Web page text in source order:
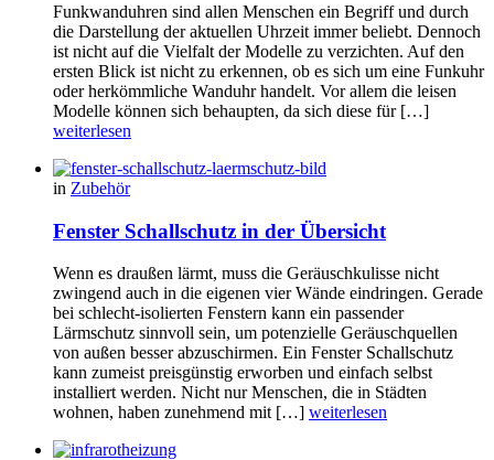
Funkwanduhren sind allen Menschen ein Begriff und durch
die Darstellung der aktuellen Uhrzeit immer beliebt. Dennoch
ist nicht auf die Vielfalt der Modelle zu verzichten. Auf den
ersten Blick ist nicht zu erkennen, ob es sich um eine Funkuhr
oder herkömmliche Wanduhr handelt. Vor allem die leisen
Modelle können sich behaupten, da sich diese für […]
weiterlesen
in Zubehör
Fenster Schallschutz in der Übersicht
Wenn es draußen lärmt, muss die Geräuschkulisse nicht
zwingend auch in die eigenen vier Wände eindringen. Gerade
bei schlecht-isolierten Fenstern kann ein passender
Lärmschutz sinnvoll sein, um potenzielle Geräuschquellen
von außen besser abzuschirmen. Ein Fenster Schallschutz
kann zumeist preisgünstig erworben und einfach selbst
installiert werden. Nicht nur Menschen, die in Städten
wohnen, haben zunehmend mit […] weiterlesen